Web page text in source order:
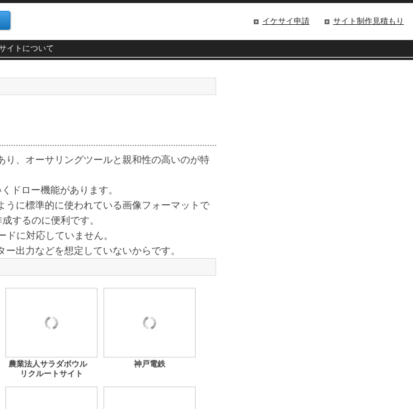
イトについて
イケサイ申請 サイト制作見積もり
、オーサリングツールと親和性の高いのが特
ドロー機能があります。
に標準的に使われている画像フォーマットで
するのに便利です。
に対応していません。
出力などを想定していないからです。
農業法人サラダボウル
リクルートサイト
神戸電鉄